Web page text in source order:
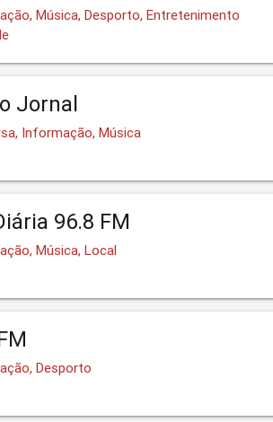
Música, Desporto, Entretenimento
Jornal
Informação, Música
96.8 FM
Música, Local
Desporto